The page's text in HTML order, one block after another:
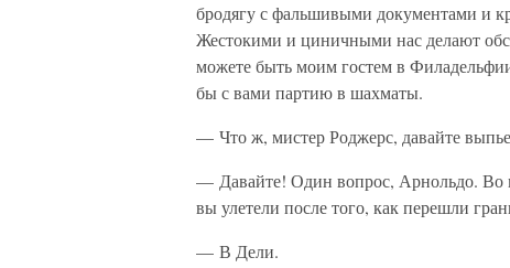
бродягу с фальшивыми документами и
Жестокими и циничными нас делают
можете быть моим гостем в
бы с вами партию в шахматы.
— Что ж, мистер Роджерс, давайте
— Давайте! Один вопрос, Арнольдо. Во
вы улетели после того, как перешли
— В Дели.